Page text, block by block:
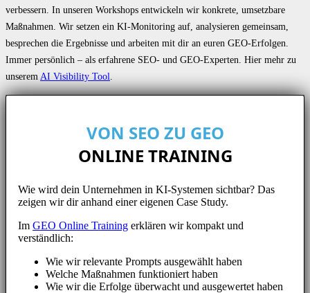
verbessern. In unseren Workshops entwickeln wir konkrete, umsetzbare
Maßnahmen. Wir setzen ein KI-Monitoring auf, analysieren gemeinsam,
besprechen die Ergebnisse und arbeiten mit dir an euren GEO-Erfolgen.
Immer persönlich – als erfahrene SEO- und GEO-Experten. Hier mehr zu
unseremAI Visibility Tool.
VON SEO ZU GEO
ONLINE TRAINING
Wie wird dein Unternehmen in KI-Systemen sichtbar? Das
zeigen wir dir anhand einer eigenen Case Study.
Im GEO Online Training erklären wir kompakt und
verständlich:
Wie wir relevante Prompts ausgewählt haben
Welche Maßnahmen funktioniert haben
Wie wir die Erfolge überwacht und ausgewertet haben